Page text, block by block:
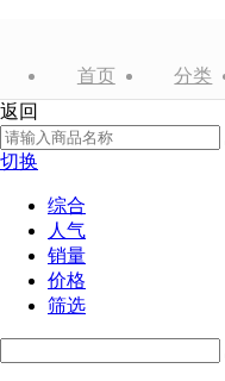
首页 分类
返回
切换
综合
人气
销量
价格
筛选